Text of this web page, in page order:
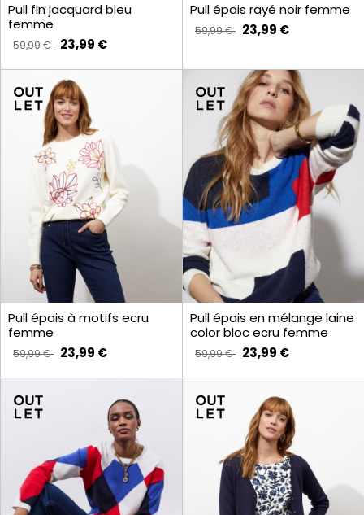
Pull fin jacquard bleu
femme
59,99 € 23,99 €
Pull épais rayé noir femme
59,99 € 23,99 €
Pull épais à motifs ecru
femme
59,99 € 23,99 €
Pull épais en mélange laine
color bloc ecru femme
59,99 € 23,99 €